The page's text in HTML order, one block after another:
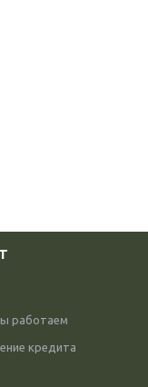
работаем
кредита